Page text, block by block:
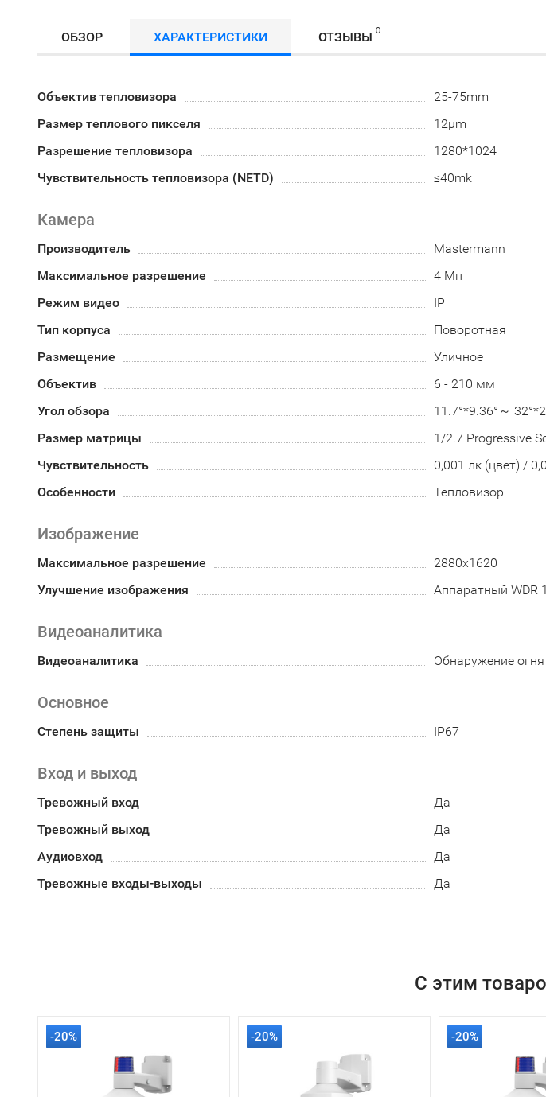
ОБЗОР ХАРАКТЕРИСТИКИ ОТЗЫВЫ 0
Объектив тепловизора
25-75mm
Размер теплового пикселя
12μm
Разрешение тепловизора
1280*1024
Чувствительность тепловизора (NETD)
≤40mk
Камера
Производитель
Mastermann
Максимальное разрешение
4 Мп
Режим видео
IP
Тип корпуса
Поворотная
Размещение
Уличное
Объектив
6 - 210 мм
Угол обзора
11.7°*9.36°～
Размер матрицы
1/2.7 Progressive
Чувствительность
0,001 лк (цвет) /
Особенности
Тепловизор
Изображение
Максимальное разрешение
2880x1620
Улучшение изображения
Аппаратный WDR
Видеоаналитика
Видеоаналитика Обнаружение огня
Основное
Степень защиты IP67
Вход и выход
Тревожный вход
Да
Тревожный выход
Да
Аудиовход
Да
Тревожные входы-выходы
Да
С этим
-20% -20% -20%